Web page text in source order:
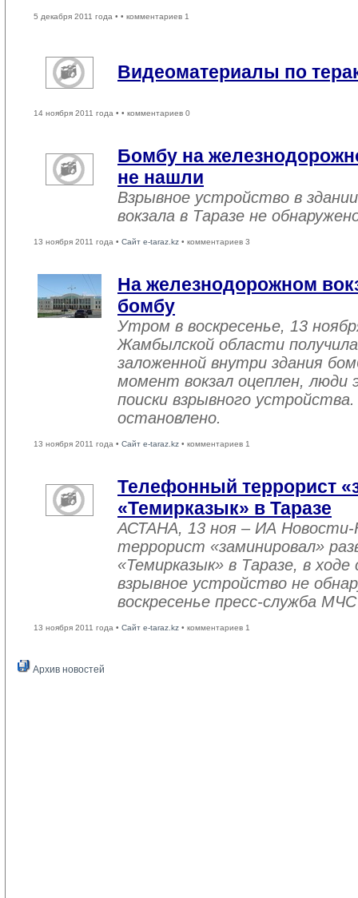
5 декабря 2011 года • • комментариев 1
Видеоматериалы по
14 ноября 2011 года • • комментариев 0
Бомбу на
не нашли
Взрывное устройство в
вокзала в Таразе не
13 ноября 2011 года • Сайт e-taraz.kz • комментариев 3
На железнодорожном
бомбу
Утром в воскресенье, 13
Жамбылской области
заложенной внутри здания
момент вокзал оцеплен, люди
поиски взрывного
остановлено.
13 ноября 2011 года • Сайт e-taraz.kz • комментариев 1
Телефонный террорист
«Темирказык» в Таразе
АСТАНА, 13 ноя – ИА
террорист «заминировал»
«Темирказык» в Таразе, в
взрывное устройство не
воскресенье пресс-служба
13 ноября 2011 года • Сайт e-taraz.kz • комментариев 1
Архив новостей